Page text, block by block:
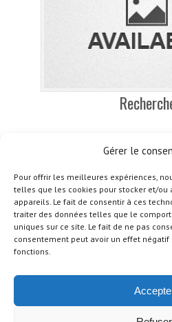
Gérer le
Pour offrir les meilleures expériences,
telles que les cookies pour stocker et/ou
appareils. Le fait de consentir à ces
traiter des données telles que le
uniques sur ce site. Le fait de ne pas
consentement peut avoir un effet
fonctions.
Recherche de l’IRTS de Lorraine
du Travail Social, selon
Publier par : // mars